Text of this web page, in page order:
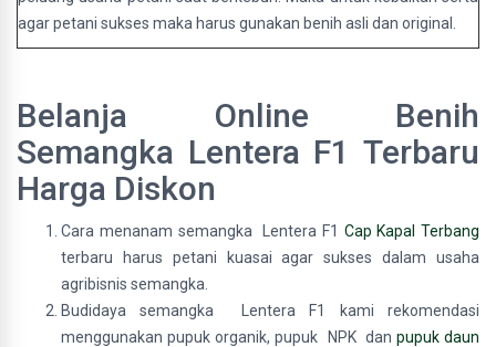
agar petani sukses maka harus gunakan benih asli dan original.
Belanja Online Benih
Semangka Lentera F1 Terbaru
Harga Diskon
Cara menanam semangka Lentera F1 Cap Kapal Terbang
terbaru harus petani kuasai agar sukses dalam usaha
agribisnis semangka.
Budidaya semangka Lentera F1 kami rekomendasi
menggunakan pupuk organik, pupuk NPK dan pupuk daun